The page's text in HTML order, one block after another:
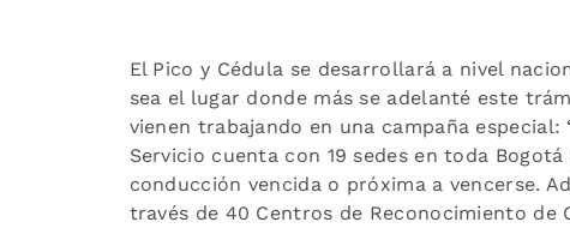
El Pico y Cédula se desarrollará a nivel
sea el lugar donde más se adelanté este
vienen trabajando en una campaña
Servicio cuenta con 19 sedes en toda
conducción vencida o próxima a vencerse.
través de 40 Centros de Reconocimiento de